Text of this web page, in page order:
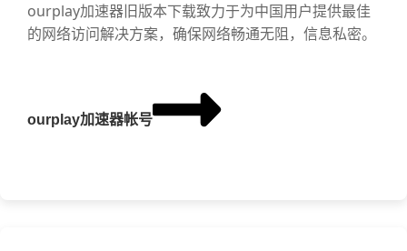
ourplay加速器旧版本下载致力于为中国用户提供最佳
的网络访问解决方案，确保网络畅通无阻，信息私密。
ourplay加速器帐号